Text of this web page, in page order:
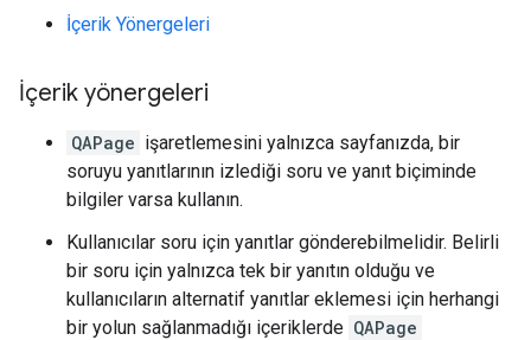
İçerik Yönergeleri
İçerik yönergeleri
QAPage işaretlemesini yalnızca sayfanızda, bir
soruyu yanıtlarının izlediği soru ve yanıt biçiminde
bilgiler varsa kullanın.
Kullanıcılar soru için yanıtlar gönderebilmelidir. Belirli
bir soru için yalnızca tek bir yanıtın olduğu ve
kullanıcıların alternatif yanıtlar eklemesi için herhangi
bir yolun sağlanmadığı içeriklerde QAPage